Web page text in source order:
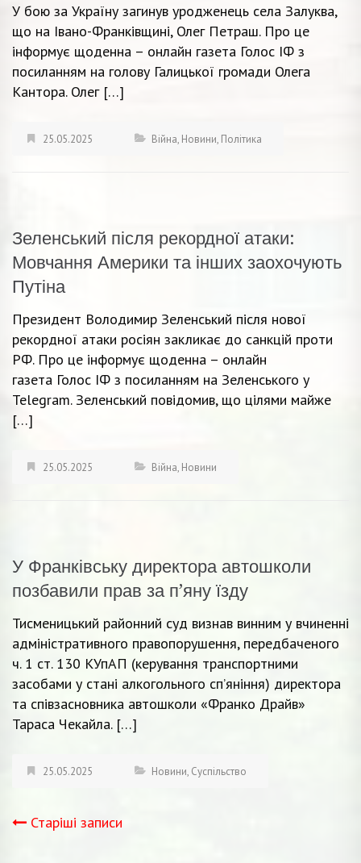
У бою за Україну загинув уродженець села Залуква,
що на Івано-Франківщині, Олег Петраш. Про це
інформує щоденна – онлайн газета Голос ІФ з
посиланням на голову Галицької громади Олега
Кантора. Олег […]
25.05.2025 Війна, Новини, Політика
Зеленський після рекордної атаки:
Мовчання Америки та інших заохочують
Путіна
Президент Володимир Зеленський після нової
рекордної атаки росіян закликає до санкцій проти
РФ. Про це інформує щоденна – онлайн
газета Голос ІФ з посиланням на Зеленського у
Telegram. Зеленський повідомив, що цілями майже
[…]
25.05.2025 Війна, Новини
У Франківську директора автошколи
позбавили прав за п’яну їзду
Тисменицький районний суд визнав винним у вчиненні
адміністративного правопорушення, передбаченого
ч. 1 ст. 130 КУпАП (керування транспортними
засобами у стані алкогольного сп’яніння) директора
та співзасновника автошколи «Франко Драйв»
Тараса Чекайла. […]
25.05.2025 Новини, Суспільство
Навігація
Старіші записи